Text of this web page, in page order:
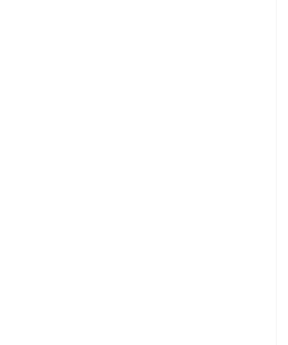
je 5 z 5 hvězdiček.
je 5 z 5 hvězdiček.
je 5 z 5 hvězdiček.